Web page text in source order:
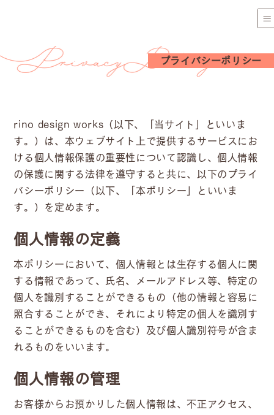
プライバシーポリシー
rino design works（以下、「当サイト」といいま
す。）は、本ウェブサイト上で提供するサービスにお
ける個人情報保護の重要性について認識し、個人情報
の保護に関する法律を遵守すると共に、以下のプライ
バシーポリシー（以下、「本ポリシー」といいま
す。）を定めます。
個人情報の定義
本ポリシーにおいて、個人情報とは生存する個人に関
する情報であって、氏名、メールアドレス等、特定の
個人を識別することができるもの（他の情報と容易に
照合することができ、それにより特定の個人を識別す
ることができるものを含む）及び個人識別符号が含ま
れるものをいいます。
個人情報の管理
お客様からお預かりした個人情報は、不正アクセス、